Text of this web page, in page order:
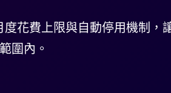
花費上限與自動停用機制，
圍內。